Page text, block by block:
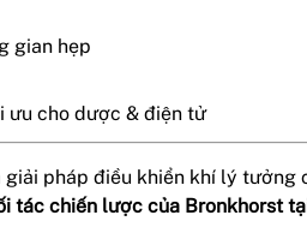
gian hẹp
ưu cho dược & điện tử
pháp điều khiển khí lý tưởng
tác chiến lược của Bronkhorst